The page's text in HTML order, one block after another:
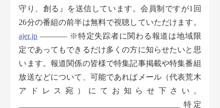
守り、創る』を送信しています。会員制ですが1回
26分の番組の前半は無料で視聴していただけます。
ajer.jp ———– ※特定失踪者に関わる報道は地域限
定であってもできるだけ多くの方に知らせたいと思
います。報道関係の皆様で特集記事掲載や特集番組
放送などについて、可能であればメール（代表荒木
アドレス宛）にてお知らせ下さい。
_________________________________________ 特定